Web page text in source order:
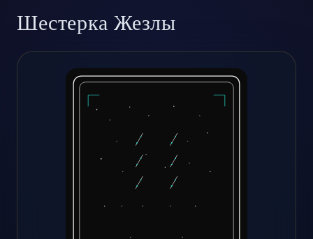
Шестерка Жезлы